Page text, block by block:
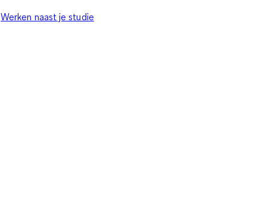
Werken naast je studie